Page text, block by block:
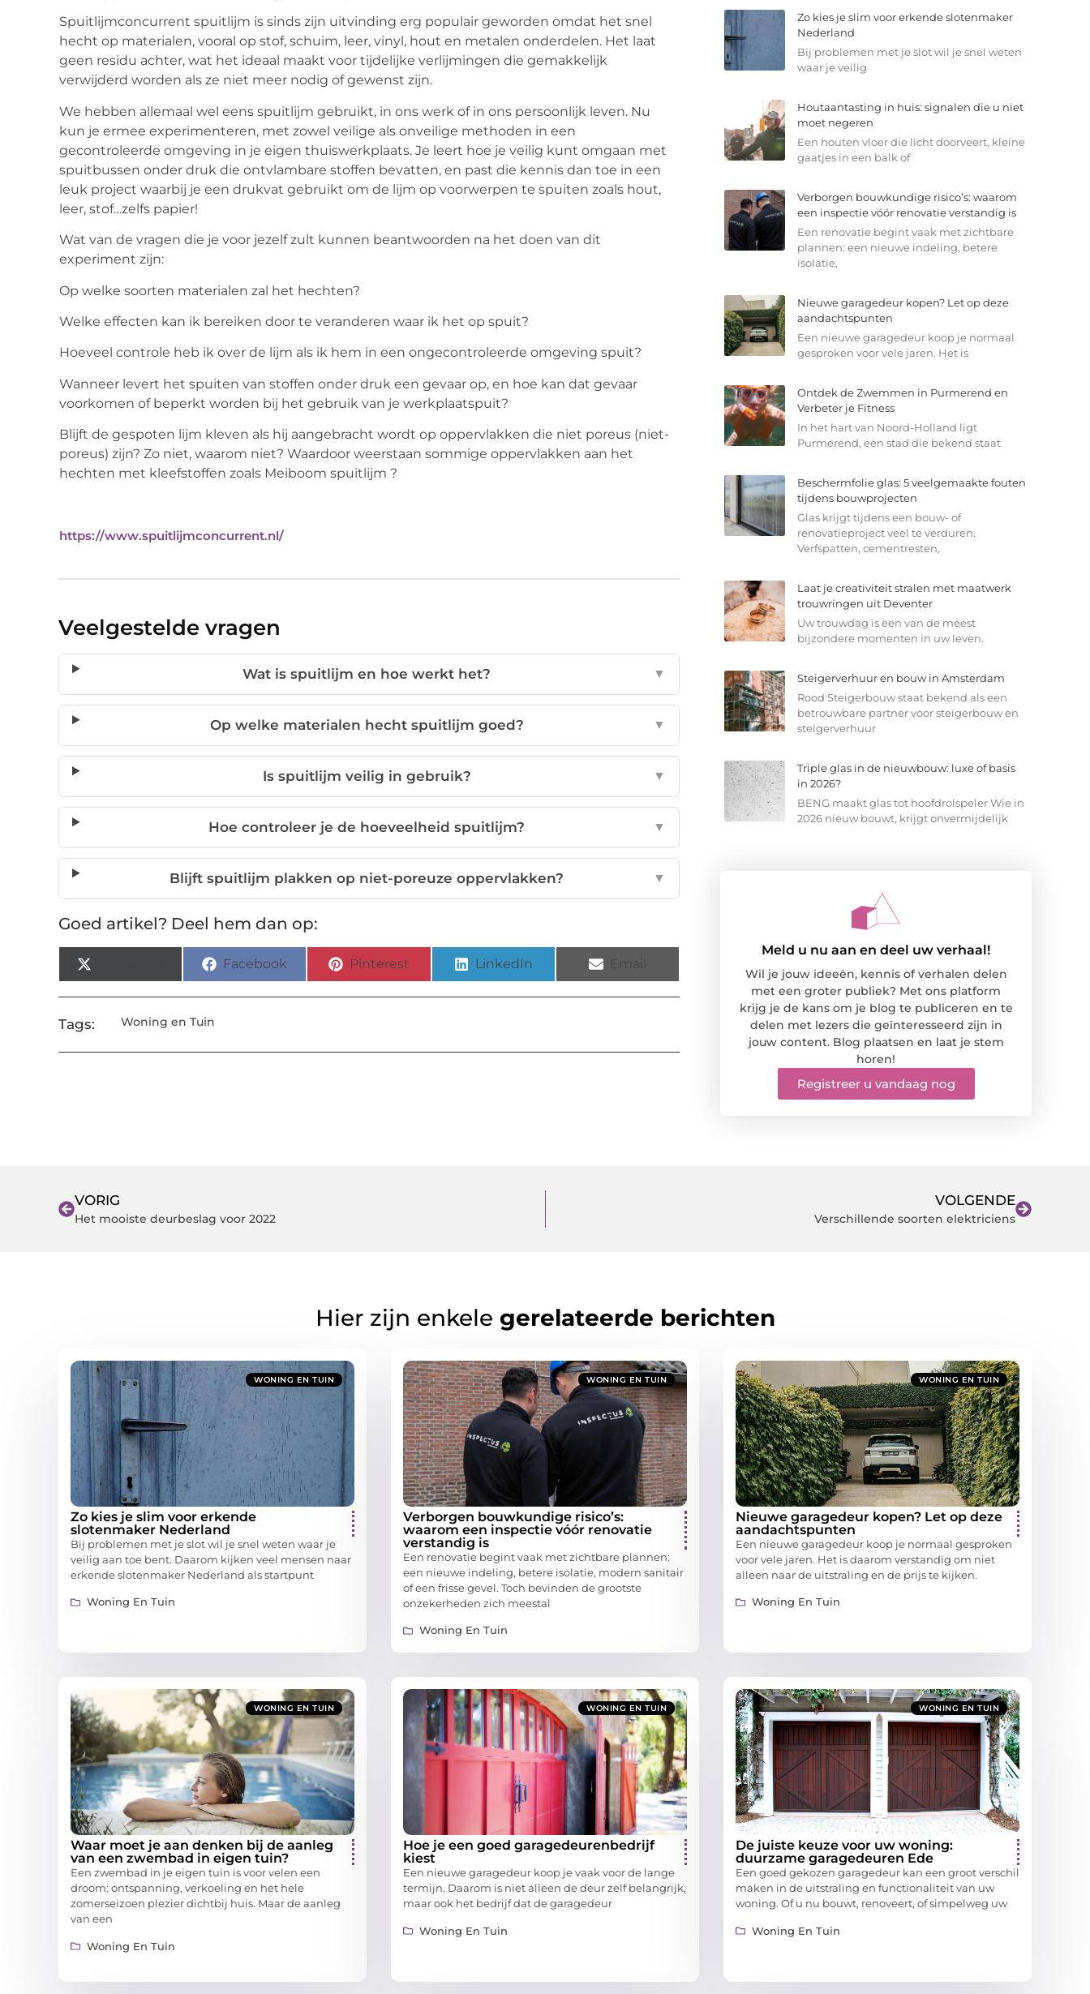
Spuitlijmconcurrent spuitlijm is sinds zijn uitvinding erg populair geworden omdat het snel
hecht op materialen, vooral op stof, schuim, leer, vinyl, hout en metalen onderdelen. Het laat
geen residu achter, wat het ideaal maakt voor tijdelijke verlijmingen die gemakkelijk
verwijderd worden als ze niet meer nodig of gewenst zijn.
We hebben allemaal wel eens spuitlijm gebruikt, in ons werk of in ons persoonlijk leven. Nu
kun je ermee experimenteren, met zowel veilige als onveilige methoden in een
gecontroleerde omgeving in je eigen thuiswerkplaats. Je leert hoe je veilig kunt omgaan met
spuitbussen onder druk die ontvlambare stoffen bevatten, en past die kennis dan toe in een
leuk project waarbij je een drukvat gebruikt om de lijm op voorwerpen te spuiten zoals hout,
leer, stof…zelfs papier!
Wat van de vragen die je voor jezelf zult kunnen beantwoorden na het doen van dit
experiment zijn:
Op welke soorten materialen zal het hechten?
Welke effecten kan ik bereiken door te veranderen waar ik het op spuit?
Hoeveel controle heb ik over de lijm als ik hem in een ongecontroleerde omgeving spuit?
Wanneer levert het spuiten van stoffen onder druk een gevaar op, en hoe kan dat gevaar
voorkomen of beperkt worden bij het gebruik van je werkplaatspuit?
Blijft de gespoten lijm kleven als hij aangebracht wordt op oppervlakken die niet poreus (niet-
poreus) zijn? Zo niet, waarom niet? Waardoor weerstaan sommige oppervlakken aan het
hechten met kleefstoffen zoals Meiboom spuitlijm ?
https://www.spuitlijmconcurrent.nl/
Veelgestelde vragen
Wat is spuitlijm en hoe werkt het? ▼
Op welke materialen hecht spuitlijm goed? ▼
Is spuitlijm veilig in gebruik? ▼
Hoe controleer je de hoeveelheid spuitlijm? ▼
Blijft spuitlijm plakken op niet-poreuze oppervlakken? ▼
Goed artikel? Deel hem dan op:
Facebook Pinterest LinkedIn
Tags: Woning en Tuin
Zo kies je slim voor erkende slotenmaker
Nederland
Bij problemen met je slot wil je snel weten
waar je veilig
Houtaantasting in huis: signalen die u niet
moet negeren
Een houten vloer die licht doorveert, kleine
gaatjes in een balk of
Verborgen bouwkundige risico’s: waarom
een inspectie vóór renovatie verstandig is
Een renovatie begint vaak met zichtbare
plannen: een nieuwe indeling, betere
isolatie,
Nieuwe garagedeur kopen? Let op deze
aandachtspunten
Een nieuwe garagedeur koop je normaal
gesproken voor vele jaren. Het is
Ontdek de Zwemmen in Purmerend en
Verbeter je Fitness
In het hart van Noord-Holland ligt
Purmerend, een stad die bekend staat
Beschermfolie glas: 5 veelgemaakte fouten
tijdens bouwprojecten
Glas krijgt tijdens een bouw- of
renovatieproject veel te verduren.
Verfspatten, cementresten,
Laat je creativiteit stralen met maatwerk
trouwringen uit Deventer
Uw trouwdag is een van de meest
bijzondere momenten in uw leven.
Steigerverhuur en bouw in Amsterdam
Rood Steigerbouw staat bekend als een
betrouwbare partner voor steigerbouw en
steigerverhuur
Triple glas in de nieuwbouw: luxe of basis
in 2026?
BENG maakt glas tot hoofdrolspeler Wie in
2026 nieuw bouwt, krijgt onvermijdelijk
Meld u nu aan en deel uw verhaal!
Wil je jouw ideeën, kennis of verhalen delen
met een groter publiek? Met ons platform
krijg je de kans om je blog te publiceren en te
delen met lezers die geïnteresseerd zijn in
jouw content. Blog plaatsen en laat je stem
horen!
Registreer u vandaag nog
VORIG
Het mooiste deurbeslag voor 2022
VOLGENDE
Verschillende soorten elektriciens
Hier zijn enkele gerelateerde berichten
WONING EN TUIN
Zo kies je slim voor erkende
slotenmaker Nederland
Bij problemen met je slot wil je snel weten waar je
veilig aan toe bent. Daarom kijken veel mensen naar
erkende slotenmaker Nederland als startpunt
Woning En Tuin
WONING EN TUIN
Verborgen bouwkundige risico’s:
waarom een inspectie vóór renovatie
verstandig is
Een renovatie begint vaak met zichtbare plannen:
een nieuwe indeling, betere isolatie, modern sanitair
of een frisse gevel. Toch bevinden de grootste
onzekerheden zich meestal
Woning En Tuin
WONING EN TUIN
Nieuwe garagedeur kopen? Let op deze
aandachtspunten
Een nieuwe garagedeur koop je normaal gesproken
voor vele jaren. Het is daarom verstandig om niet
alleen naar de uitstraling en de prijs te kijken.
Woning En Tuin
WONING EN TUIN
Waar moet je aan denken bij de aanleg
van een zwembad in eigen tuin?
Een zwembad in je eigen tuin is voor velen een
droom: ontspanning, verkoeling en het hele
zomerseizoen plezier dichtbij huis. Maar de aanleg
van een
Woning En Tuin
WONING EN TUIN
Hoe je een goed garagedeurenbedrijf
kiest
Een nieuwe garagedeur koop je vaak voor de lange
termijn. Daarom is niet alleen de deur zelf belangrijk,
maar ook het bedrijf dat de garagedeur
Woning En Tuin
WONING EN TUIN
De juiste keuze voor uw woning:
duurzame garagedeuren Ede
Een goed gekozen garagedeur kan een groot verschil
maken in de uitstraling en functionaliteit van uw
woning. Of u nu bouwt, renoveert, of simpelweg uw
Woning En Tuin